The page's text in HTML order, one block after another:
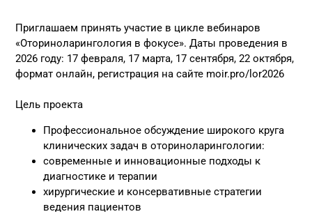
Приглашаем принять участие в цикле вебинаров
«Оториноларингология в фокусе». Даты проведения в
2026 году: 17 февраля, 17 марта, 17 сентября, 22 октября,
формат онлайн, регистрация на сайте moir.pro/lor2026
Цель проекта
Профессиональное обсуждение широкого круга
клинических задач в оториноларингологии:
современные и инновационные подходы к
диагностике и терапии
хирургические и консервативные стратегии
ведения пациентов